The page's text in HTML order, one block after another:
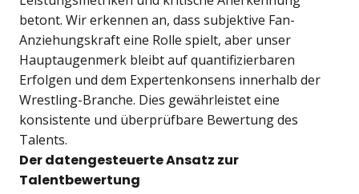
betont. Wir erkennen an, dass subjektive Fan-
Anziehungskraft eine Rolle spielt, aber unser
Hauptaugenmerk bleibt auf quantifizierbaren
Erfolgen und dem Expertenkonsens innerhalb der
Wrestling-Branche. Dies gewährleistet eine
konsistente und überprüfbare Bewertung des
Talents.
Der datengesteuerte Ansatz zur
Talentbewertung